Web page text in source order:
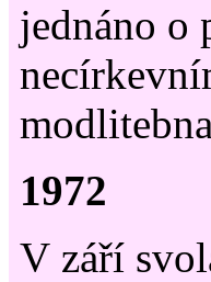
jednáno o
1972
V září